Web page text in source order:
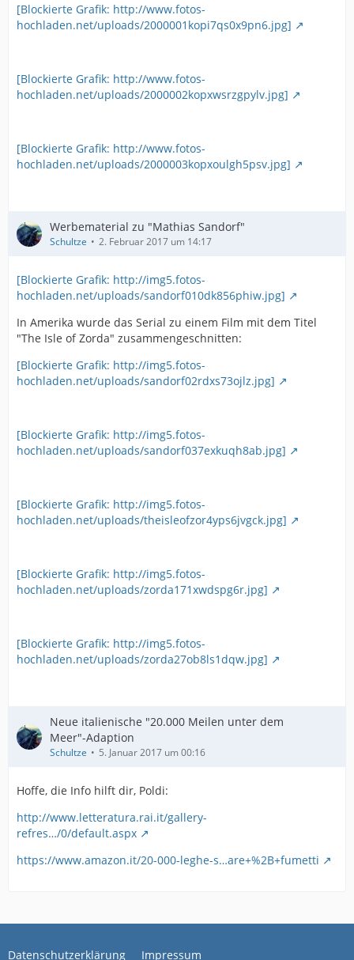
[Blockierte Grafik: http://www.fotos-
hochladen.net/uploads/2000001kopi7qs0x9pn6.jpg]
[Blockierte Grafik: http://www.fotos-
hochladen.net/uploads/2000002kopxwsrzgpylv.jpg]
[Blockierte Grafik: http://www.fotos-
hochladen.net/uploads/2000003kopxoulgh5psv.jpg]
Werbematerial zu "Mathias Sandorf"
Schultze 2. Februar 2017 um 14:17
[Blockierte Grafik: http://img5.fotos-
hochladen.net/uploads/sandorf010dk856phiw.jpg]
In Amerika wurde das Serial zu einem Film mit dem Titel
"The Isle of Zorda" zusammengeschnitten:
[Blockierte Grafik: http://img5.fotos-
hochladen.net/uploads/sandorf02rdxs73ojlz.jpg]
[Blockierte Grafik: http://img5.fotos-
hochladen.net/uploads/sandorf037exkuqh8ab.jpg]
[Blockierte Grafik: http://img5.fotos-
hochladen.net/uploads/theisleofzor4yps6jvgck.jpg]
[Blockierte Grafik: http://img5.fotos-
hochladen.net/uploads/zorda171xwdspg6r.jpg]
[Blockierte Grafik: http://img5.fotos-
hochladen.net/uploads/zorda27ob8ls1dqw.jpg]
Neue italienische "20.000 Meilen unter dem
Meer"-Adaption
Schultze 5. Januar 2017 um 00:16
Hoffe, die Info hilft dir, Poldi:
http://www.letteratura.rai.it/gallery-
refres…/0/default.aspx
https://www.amazon.it/20-000-leghe-s…are+%2B+fumetti
Datenschutzerklärung Impressum